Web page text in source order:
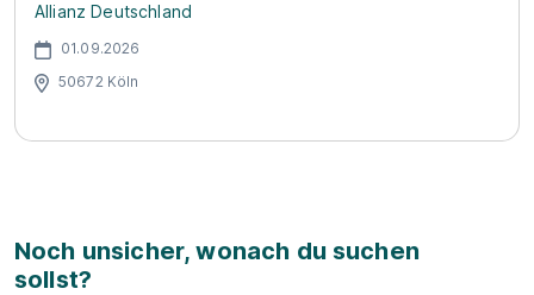
Allianz Deutschland
01.09.2026
50672 Köln
Noch unsicher, wonach du suchen
sollst?